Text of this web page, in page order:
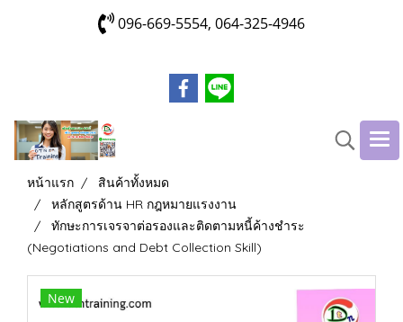
096-669-5554, 064-325-4946
หน้าแรก
สินค้าทั้งหมด
หลักสูตรด้าน HR กฎหมายแรงงาน
ทักษะการเจรจาต่อรองและติดตามหนี้ค้างชำระ
(Negotiations and Debt Collection Skill)
New